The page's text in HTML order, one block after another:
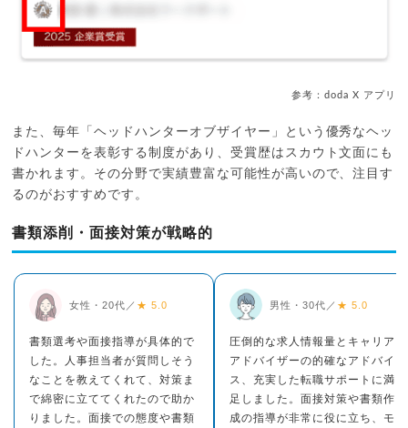
参考：doda X アプリ
また、毎年「ヘッドハンターオブザイヤー」という優秀なヘッ
ドハンターを表彰する制度があり、受賞歴はスカウト文面にも
書かれます。その分野で実績豊富な可能性が高いので、注目す
るのがおすすめです。
書類添削・面接対策が戦略的
女性・20代／ ★ 5.0
書類選考や面接指導が具体的で
した。人事担当者が質問しそう
なことを教えてくれて、対策ま
で綿密に立ててくれたので助か
りました。面接での態度や書類
男性・30代／ ★ 5.0
圧倒的な求人情報量とキャリア
アドバイザーの的確なアドバイ
ス、充実した転職サポートに満
足しました。面接対策や書類作
成の指導が非常に役に立ち、モ